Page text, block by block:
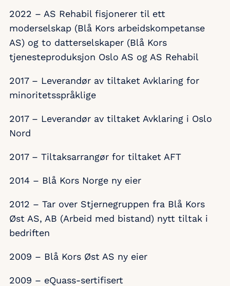
2022 – AS Rehabil fisjonerer til ett
moderselskap (Blå Kors arbeidskompetanse
AS) og to datterselskaper (Blå Kors
tjenesteproduksjon Oslo AS og AS Rehabil
2017 – Leverandør av tiltaket Avklaring for
minoritetsspråklige
2017 – Leverandør av tiltaket Avklaring i Oslo
Nord
2017 – Tiltaksarrangør for tiltaket AFT
2014 – Blå Kors Norge ny eier
2012 – Tar over Stjernegruppen fra Blå Kors
Øst AS, AB (Arbeid med bistand) nytt tiltak i
bedriften
2009 – Blå Kors Øst AS ny eier
2009 – eQuass-sertifisert